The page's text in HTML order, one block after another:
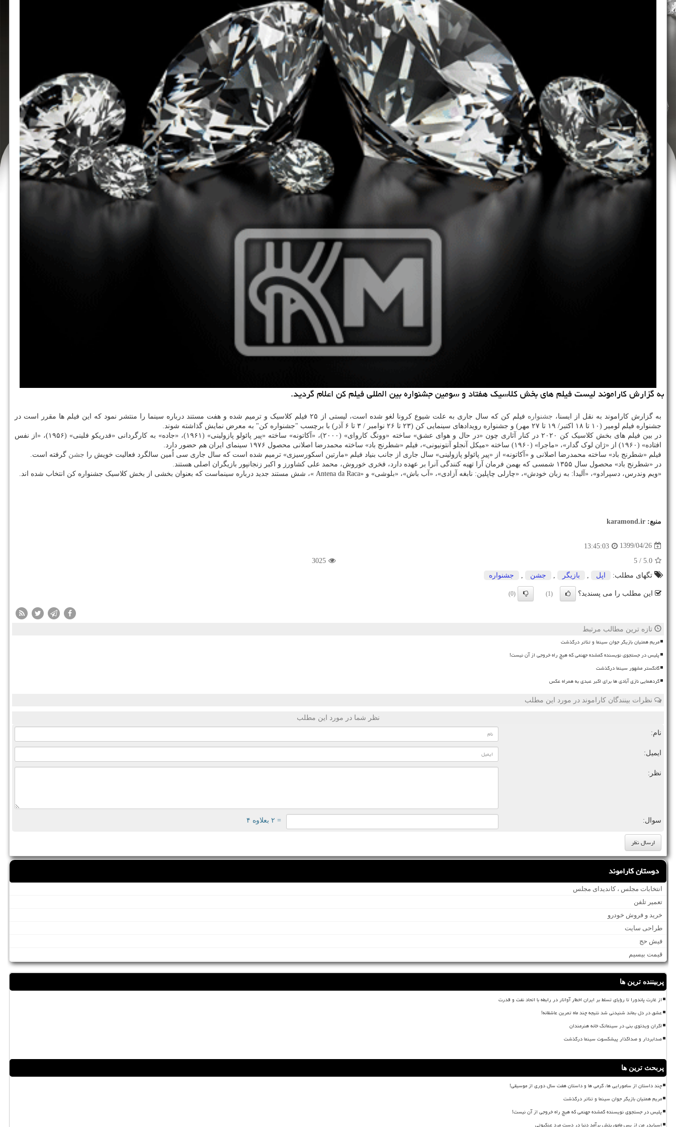
به گزارش كاراموند لیست فیلم های بخش كلاسیك هفتاد و سومین جشنواره بین المللی فیلم كن اعلام گردید.
به گزارش کاراموند به نقل از ایسنا، جشنواره
فیلم کن که سال جاری به علت شیوع کرونا لغو شده است، لیستی از ۲۵ فیلم کلاسیک و ترمیم شده و هفت مستند درباره سینما را منتشر نمود که این فیلم ها مقرر است در
جشنواره فیلم لومیر (۱۰ تا ۱۸ اکتبر/ ۱۹ تا ۲۷ مهر) و جشنواره رویدادهای سینمایی کن (۲۳ تا ۲۶ نوامبر / ۳ تا ۶ آذر) با برچسب "جشنواره کن" به معرض نمایش گذاشته شوند.
در بین فیلم های بخش کلاسیک کن ۲۰۲۰ در کنار آثاری چون «در حال و هوای عشق» ساخته «وونگ کاروای» (۲۰۰۰)، «آکاتونه» ساخته «پیر پائولو پازولینی» (۱۹۶۱)، «جاده» به کارگردانی «فدریکو فلینی» (۱۹۵۶)، «از نفس
افتاده» (۱۹۶۰) از «ژان لوک گدار»، «ماجرا» (۱۹۶۰) ساخته «میکل آنجلو آنتونیونی»، فیلم «شطرنج باد» ساخته محمدرضا اصلانی محصول ۱۹۷۶ سینمای ایران هم حضور دارد.
فیلم «شطرنج باد» ساخته محمدرضا اصلانی و «آکاتونه» از «پیر پائولو پازولینی» سال جاری از جانب بنیاد فیلم «مارتین اسکورسیزی» ترمیم شده است که سال جاری سی اُمین سالگرد فعالیت خویش را جشن گرفته است.
در «شطرنج باد» محصول سال ۱۳۵۵ شمسی که بهمن فرمان آرا تهیه کنندگی آنرا بر عهده دارد، فخری خوروش، محمد علی کشاورز و اکبر زنجانپور بازیگران اصلی هستند.
«ویم وندرس، دسپرادو»، «آلیدا: به زبان خودش»، «چارلی چاپلین: نابغه آزادی»، «آب باش»، «بلوشی» و «Antena da Raca »، شش مستند جدید درباره سینماست که بعنوان بخشی از بخش کلاسیک جشنواره کن انتخاب شده اند.
منبع: karamond.ir
1399/04/26
13:45:03
5.0
/ 5
3025
تگهای مطلب:
اپل بازیگر جشن جشنواره
این مطلب را می پسندید؟ (1)
(0)
تازه ترین مطالب مرتبط
مریم همتیان بازیگر جوان سینما و تئاتر درگذشت
پلیس در جستجوی نویسنده گمشده جهنمی که هیچ راه خروجی از آن نیست!
گانگستر مشهور سینما درگذشت
گردهمایی نازی آبادی ها برای اکبر عبدی به همراه عکس
نظرات بینندگان کاراموند در مورد این مطلب
نظر شما در مورد این مطلب
نام:
ایمیل:
نظر:
سوال: = ۲ بعلاوه ۴
دوستان کاراموند
انتخابات مجلس ، کاندیدای مجلس
تعمیر تلفن
خرید و فروش خودرو
طراحی سایت
فیش حج
قیمت بیسیم
پربیننده ترین ها
از غارت پاندورا تا رؤیای تسلط بر ایران اخطار آواتار در رابطه با اتحاد نفت و قدرت
عشق در دل بماند شنیدنی شد نتیجه چند ماه تمرین عاشقانه!
اکران ویدئوی بنی در سینماتک خانه هنرمندان
صدابردار و صداگذار پیشکسوت سینما درگذشت
پربحث ترین ها
چند داستان از سامورایی ها، گرمی ها و داستان هفت سال دوری از موسیقی!
مریم همتیان بازیگر جوان سینما و تئاتر درگذشت
پلیس در جستجوی نویسنده گمشده جهنمی که هیچ راه خروجی از آن نیست!
اسپایدر من از پس ماموریتش برآمد دنیا در دست مرد عنکبوتی